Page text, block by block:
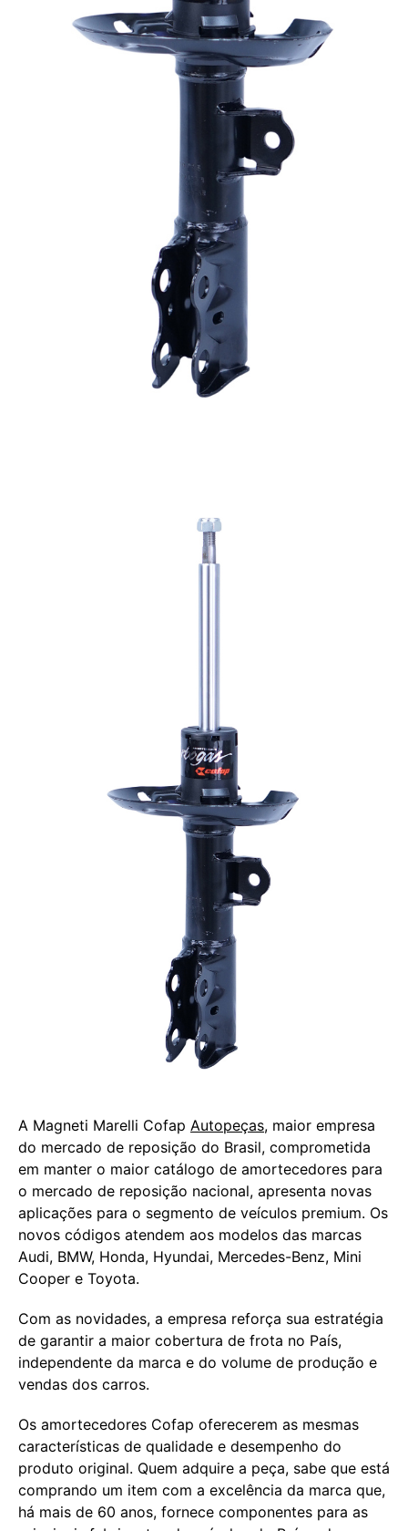
A Magneti Marelli Cofap Autopeças, maior empresa
do mercado de reposição do Brasil, comprometida
em manter o maior catálogo de amortecedores para
o mercado de reposição nacional, apresenta novas
aplicações para o segmento de veículos premium. Os
novos códigos atendem aos modelos das marcas
Audi, BMW, Honda, Hyundai, Mercedes-Benz, Mini
Cooper e Toyota.
Com as novidades, a empresa reforça sua estratégia
de garantir a maior cobertura de frota no País,
independente da marca e do volume de produção e
vendas dos carros.
Os amortecedores Cofap oferecerem as mesmas
características de qualidade e desempenho do
produto original. Quem adquire a peça, sabe que está
comprando um item com a excelência da marca que,
há mais de 60 anos, fornece componentes para as